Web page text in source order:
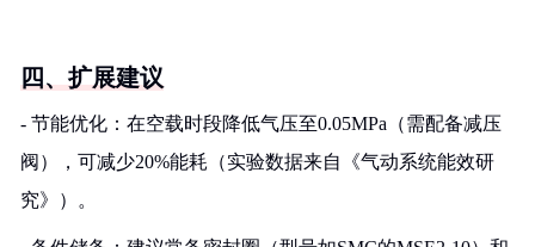
四、扩展建议
- 节能优化：在空载时段降低气压至0.05MPa（需配备减压
阀），可减少20%能耗（实验数据来自《气动系统能效研
究》）。